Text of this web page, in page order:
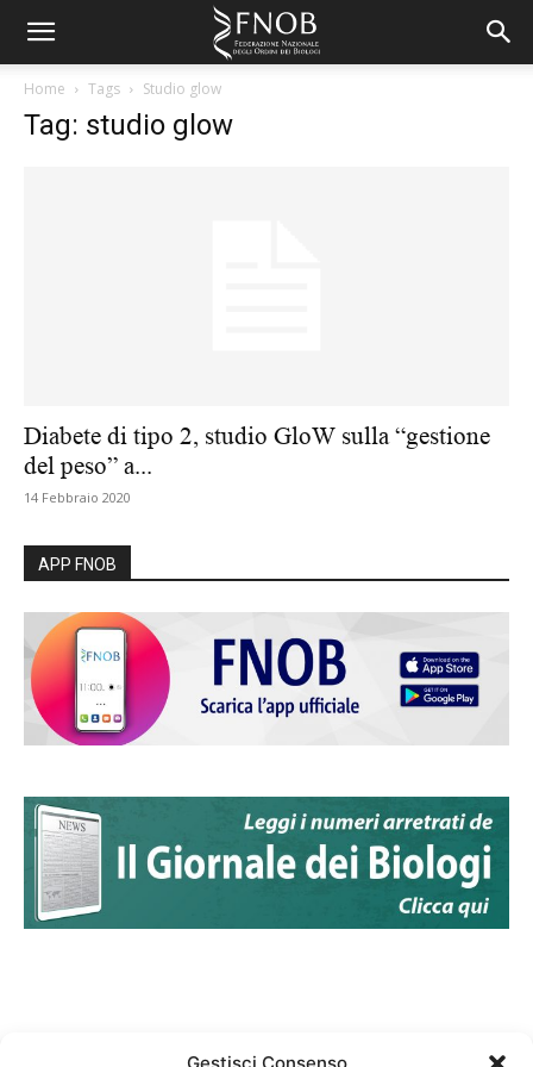
Home Tags Studio glow
Tag: studio glow
Diabete di tipo 2, studio GloW sulla “gestione
del peso” a...
14 Febbraio 2020
APP FNOB